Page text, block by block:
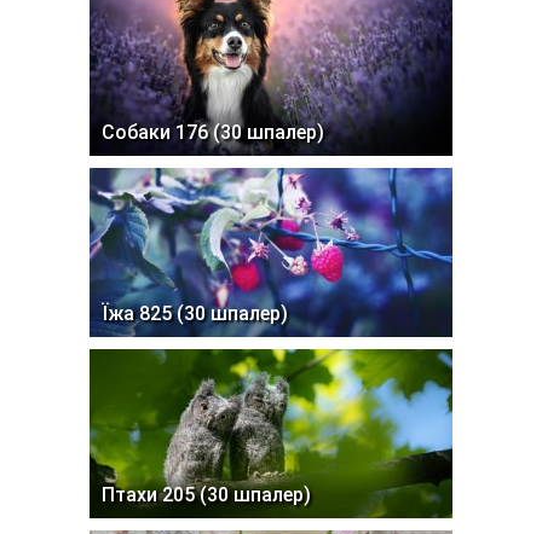
Собаки 176 (30 шпалер)
Їжа 825 (30 шпалер)
Птахи 205 (30 шпалер)